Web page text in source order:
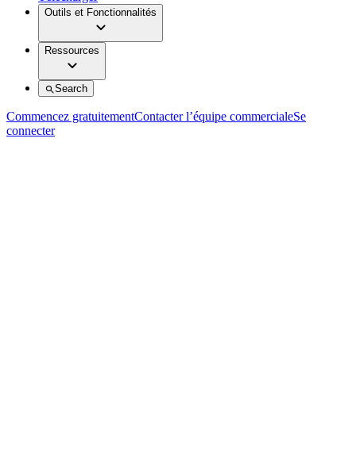
Outils et Fonctionnalités
Ressources
Search
Commencez gratuitementContacter l’équipe commercialeSe
connecter